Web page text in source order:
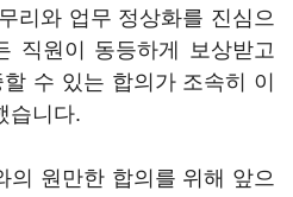
리와 업무 정상화를 진심으
직원이 동등하게 보상받고
수 있는 합의가 조속히 이
습니다.
의 원만한 합의를 위해 앞으